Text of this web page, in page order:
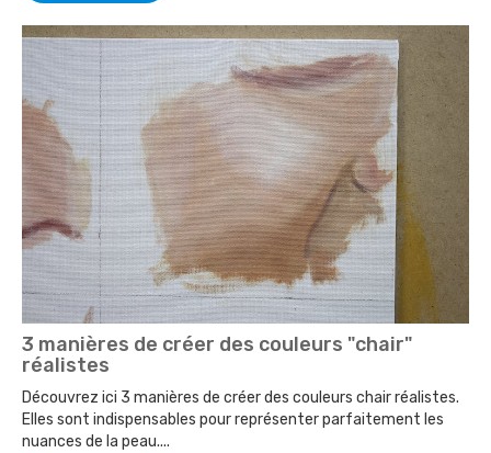
3 manières de créer des couleurs "chair"
réalistes
Découvrez ici 3 manières de créer des couleurs chair réalistes.
Elles sont indispensables pour représenter parfaitement les
nuances de la peau....